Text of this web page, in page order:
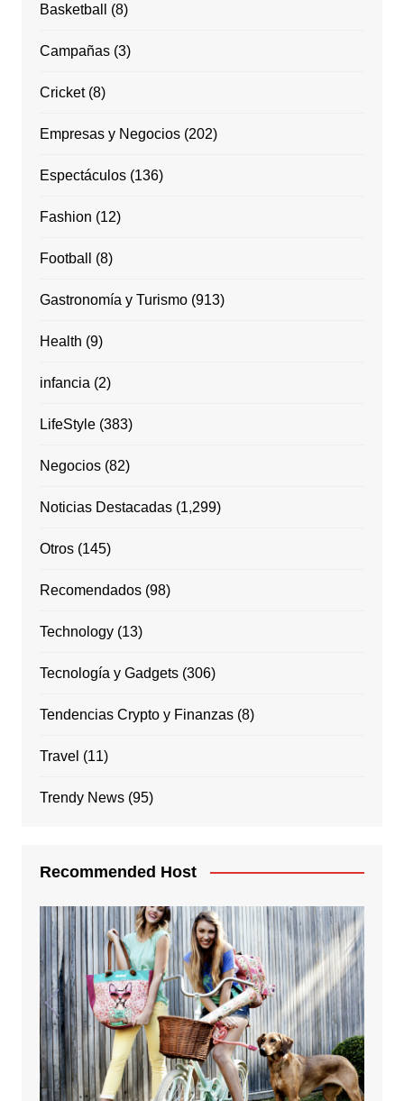
Basketball (8)
Campañas(3)
Cricket(8)
Empresas y Negocios(202)
Espectáculos(136)
Fashion (12)
Football (8)
Gastronomía y Turismo(913)
Health (9)
infancia (2)
LifeStyle(383)
Negocios(82)
Noticias Destacadas(1,299)
Otros(145)
Recomendados(98)
Technology(13)
Tecnología y Gadgets(306)
Tendencias Crypto y Finanzas(8)
Travel (11)
Trendy News(95)
Recommended Host